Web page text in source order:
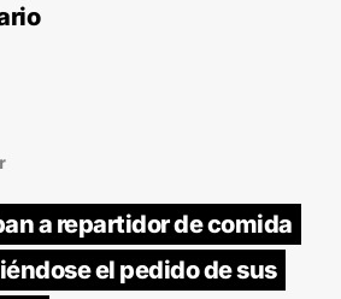
a repartidor de comida
el pedido de sus